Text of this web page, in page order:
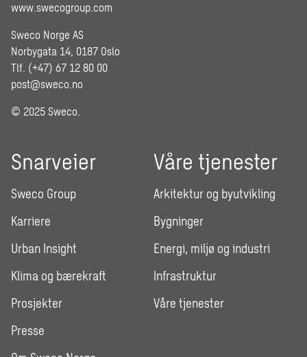
www.swecogroup.com
Sweco Norge AS
Norbygata 14, 0187 Oslo
Tlf. (+47) 67 12 80 00
post@sweco.no
© 2025 Sweco.
Snarveier
Sweco Group
Karriere
Urban Insight
Klima og bærekraft
Prosjekter
Presse
Våre tjenester
Arkitektur og byutvikling
Bygninger
Energi, miljø og industri
Infrastruktur
Våre tjenester